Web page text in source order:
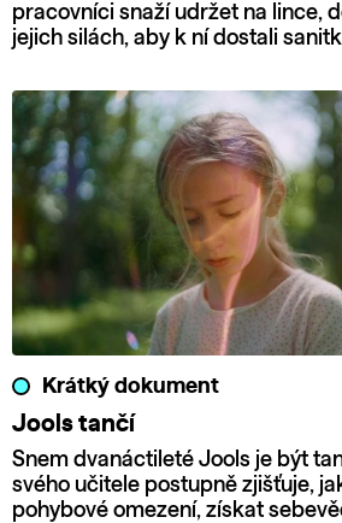
pracovníci snaží udržet na lince,
jejich silách, aby k ní dostali
Krátký dokument
Jools tančí
Snem dvanáctileté Jools je být
svého učitele postupně zjišťuje,
pohybové omezení, získat